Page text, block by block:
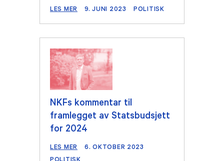
LES MER 9. JUNI 2023 POLITISK
NKFs kommentar til
framlegget av Statsbudsjett
for 2024
LES MER
6. OKTOBER 2023